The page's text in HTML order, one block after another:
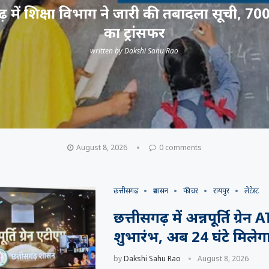
में शिक्षा विभाग ने जारी की तबादला सूची,
का ट्रांसफर
written byDakshi Sahu Rao
August 8, 2026 0 comments
छत्तीसगढ़ प्रशासन फीचर रायपुर लेटेस्ट
छत्तीसगढ़ में अन्नपूर्ति ग्रेन
शुभारंभ, अब 24 घंटे
byDakshi Sahu Rao August 8, 2026